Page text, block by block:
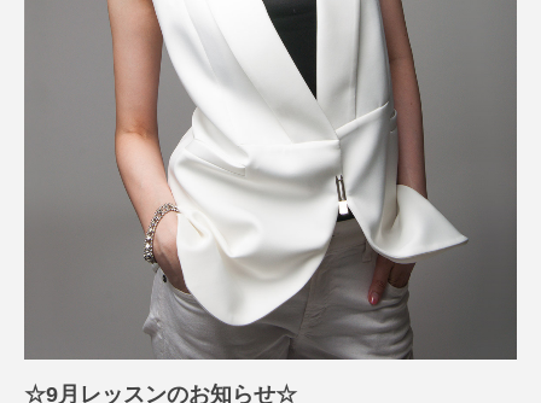
☆9月レッスンのお知らせ☆